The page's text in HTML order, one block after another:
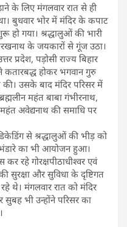
के लिए मंगलवार रात से ही
बुधवार भोर में मंदिर के कपाट
हो गया। श्रद्धालुओं की भारी
के जयकारों से गूंज उठा।
प्रदेश, पड़ोसी राज्य बिहार
कतारबद्ध होकर भगवान गुरु
की। उसके बाद मंदिर परिसर में
महंत बाबा गंभीरनाथ,
महंत अवेद्यनाथ की समाधि पर
से श्रद्धालुओं की भीड़ को
का भी आयोजन हुआ।
कर रहे गोरक्षपीठाधीश्वर एवं
सुरक्षा और सुविधा के दृष्टिगत
थे। मंगलवार रात को मंदिर
सुबह भी उन्होंने परिसर का